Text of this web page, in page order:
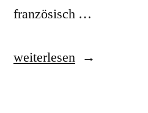
französisch …
„Traumhochzeit
weiterlesen